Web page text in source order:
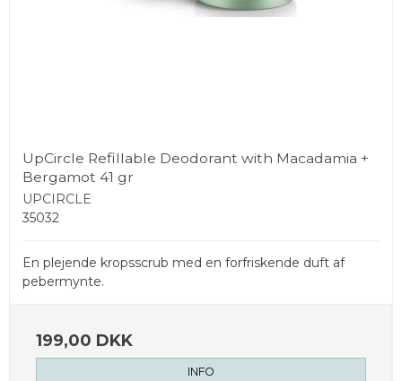
UpCircle Refillable Deodorant with Macadamia +
Bergamot 41 gr
UPCIRCLE
35032
En plejende kropsscrub med en forfriskende duft af
pebermynte.
199,00 DKK
INFO